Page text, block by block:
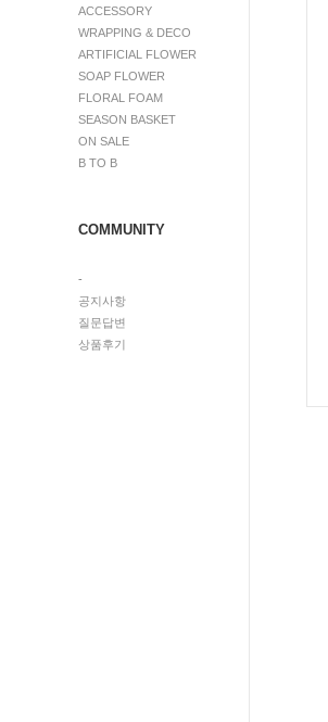
ACCESSORY
WRAPPING & DECO
ARTIFICIAL FLOWER
SOAP FLOWER
FLORAL FOAM
SEASON BASKET
ON SALE
B TO B
COMMUNITY
-
공지사항
질문답변
상품후기
수량감소